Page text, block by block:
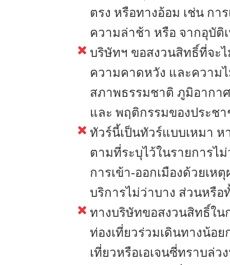
ตรง หรือทางอ้อม เช่น กา
ความล่าช้า หรือ จากอุบัติ
บริษัทฯ ขอสงวนสิทธิ์ที่จะ
ความคาดหวัง และความ
สภาพธรรมชาติ ภูมิอากา
และ พฤติกรรมของประช
ทัวร์นี้เป็นทัวร์แบบเหมา
ตามที่ระบุไว้ในรายการไ
การเข้า-ออกเมืองด้วยเห
บริการไม่ว่าบาง ส่วนหรื
ทางบริษัทขอสงวนสิทธิ์ใน
ท่องเที่ยวร่วมเดินทางน้อ
เที่ยวหรือเอเจนซี่ทราบล่